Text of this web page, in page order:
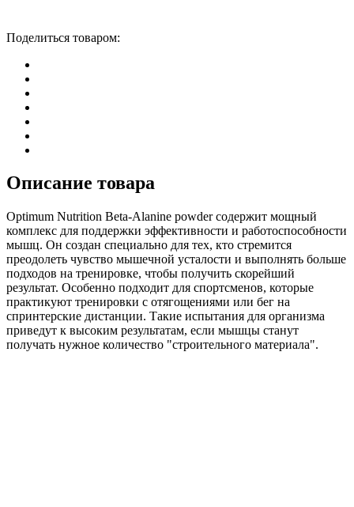
Поделиться товаром:
Описание товара
Optimum Nutrition Beta-Alanine powder содержит мощный
комплекс для поддержки эффективности и работоспособности
мышц. Он создан специально для тех, кто стремится
преодолеть чувство мышечной усталости и выполнять больше
подходов на тренировке, чтобы получить скорейший
результат. Особенно подходит для спортсменов, которые
практикуют тренировки с отягощениями или бег на
спринтерские дистанции. Такие испытания для организма
приведут к высоким результатам, если мышцы станут
получать нужное количество "строительного материала".